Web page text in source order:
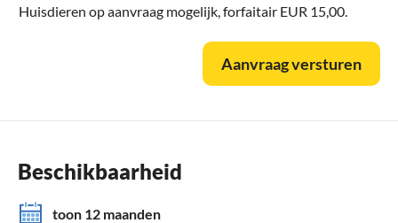
Huisdieren op aanvraag mogelijk, forfaitair EUR 15,00.
Aanvraag versturen
Beschikbaarheid
toon 12 maanden